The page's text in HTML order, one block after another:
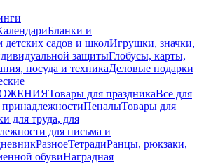
Бланки и
садов и школИгрушки, значки,
защитыГлобусы, карты,
посуда и техникаДеловые подарки
Товары для праздникаВсе для
ПеналыТовары для
для труда, для
для письма и
РазноеТетрадиРанцы, рюкзаки,
обувиНаградная